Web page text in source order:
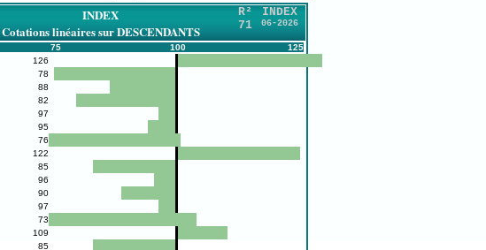
INDEX
Cotations linéaires sur DESCENDANTS
R²
71
INDEX
06-2026
75 100
125
126
78
88
82
97
95
76
122
85
96
90
97
73
109
85